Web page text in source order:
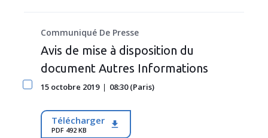
Communiqué De Presse
Avis de mise à disposition du
document Autres Informations
15 octobre 2019 08:30 (Paris)
Télécharger
PDF 492 KB